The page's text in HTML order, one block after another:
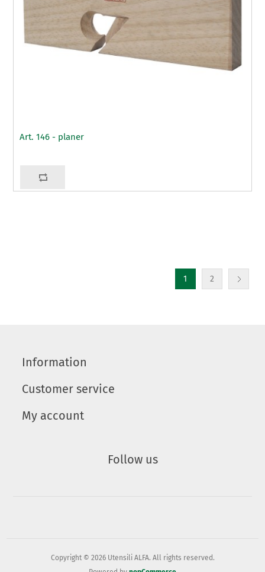
Art. 146 - planer
1 2
Information
Customer service
My account
Follow us
Copyright © 2026 Utensili ALFA. All rights reserved.